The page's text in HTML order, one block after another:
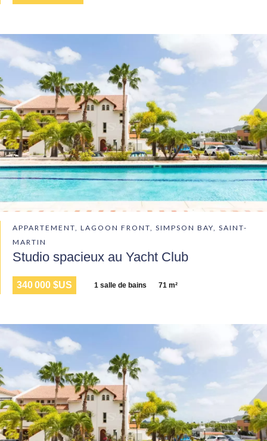
APPARTEMENT, LAGOON FRONT, SIMPSON BAY, SAINT-
MARTIN
Studio spacieux au Yacht Club
340 000 $US 1 salle de bains 71 m²